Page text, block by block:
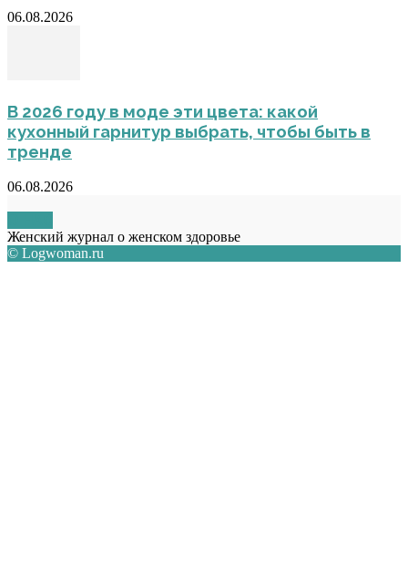
06.08.2026
В 2026 году в моде эти цвета: какой
кухонный гарнитур выбрать, чтобы быть в
тренде
06.08.2026
Женский журнал о женском здоровье
© Logwoman.ru